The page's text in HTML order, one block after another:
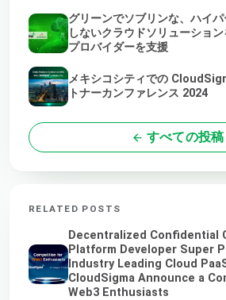
グリーンでソブリンな、ハイ
しないクラウドソリューショ
プロバイダーを支援
メキシコシティでの
トナーカンファレンス 2024
すべての投稿
RELATED POSTS
Decentralized Confidential
Platform Developer Super
Industry Leading Cloud
CloudSigma Announce a
Web3 Enthusiasts